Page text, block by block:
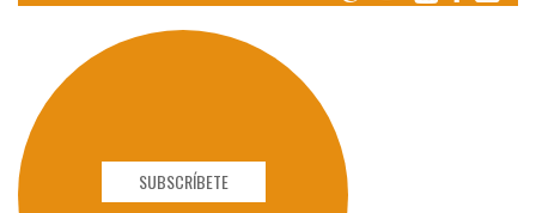
SUBSCRÍBETE